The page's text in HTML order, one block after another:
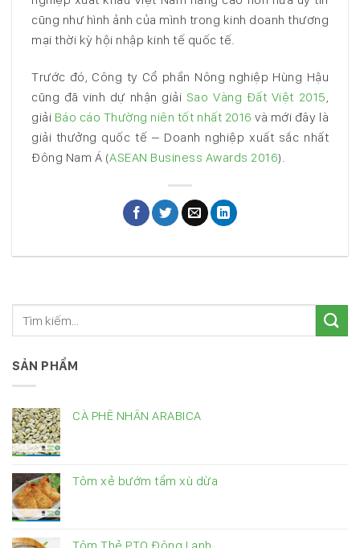
cũng như hình ảnh của mình trong kinh doanh thương
mại thời kỳ hội nhập kinh tế quốc tế.
Trước đó, Công ty Cổ phần Nông nghiệp Hùng Hậu
cũng đã vinh dự nhận giải Sao Vàng Đất Việt 2015,
giải Báo cáo Thường niên tốt nhất 2016 và mới đây là
giải thưởng quốc tế – Doanh nghiệp xuất sắc nhất
Đông Nam Á (ASEAN Business Awards 2016).
SẢN PHẨM
CÀ PHÊ NHÂN ARABICA
Tôm xẻ bướm tẩm xù dừa